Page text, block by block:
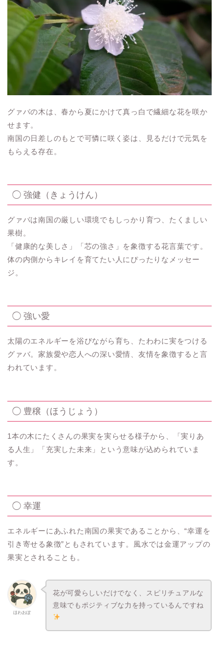
グァバの木は、春から夏にかけて真っ白で繊細な花を咲か
せます。
南国の日差しのもとで可憐に咲く姿は、見るだけで元気を
もらえる存在。
◯ 強健（きょうけん）
グァバは南国の厳しい環境でもしっかり育つ、たくましい
果樹。
「健康的な美しさ」「芯の強さ」を象徴する花言葉です。
体の内側からキレイを育てたい人にぴったりなメッセー
ジ。
◯ 強い愛
太陽のエネルギーを浴びながら育ち、たわわに実をつける
グァバ。家族愛や恋人への深い愛情、友情を象徴すると言
われています。
◯ 豊穣（ほうじょう）
1本の木にたくさんの果実を実らせる様子から、「実りあ
る人生」「充実した未来」という意味が込められていま
す。
◯ 幸運
エネルギーにあふれた南国の果実であることから、“幸運を
引き寄せる象徴”ともされています。風水では金運アップの
果実とされることも。
ほわおぽ
花が可愛らしいだけでなく、スピリチュアルな
意味でもポジティブな力を持っているんですね